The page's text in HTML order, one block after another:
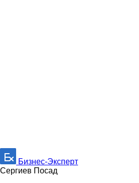
Бизнес-Эксперт
Сергиев Посад